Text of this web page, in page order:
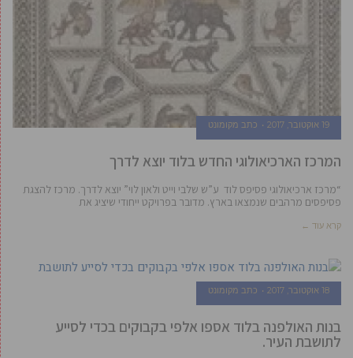
19 אוקטובר, 2017 כתב מקומונט
המרכז הארכיאולוגי החדש בלוד יוצא לדרך
“מרכז ארכיאולוגי פסיפס לוד ע”ש שלבי וייט ולאון לוי” יוצא לדרך. מרכז להצגת
פסיפסים מרהבים שנמצאו בארץ. מדובר בפרויקט ייחודי שיציג את
קרא עוד ←
18 אוקטובר, 2017 כתב מקומונט
בנות האולפנה בלוד אספו אלפי בקבוקים בכדי לסייע
לתושבת העיר.